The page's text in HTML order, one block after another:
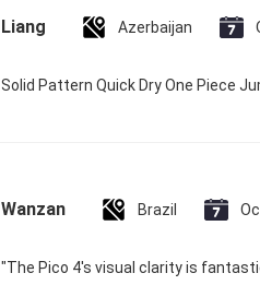
Liang Azerbaijan
Solid Pattern Quick Dry One Piece
Wanzan Brazil
"The Pico 4's visual clarity is